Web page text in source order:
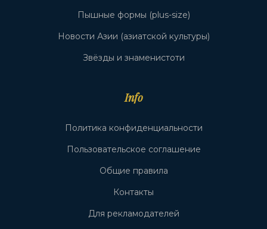
Пышные формы (plus-size)
Новости Азии (азиатской культуры)
Звёзды и знаменистоти
Info
Политика конфиденциальности
Пользовательское соглашение
Общие правила
Контакты
Для рекламодателей